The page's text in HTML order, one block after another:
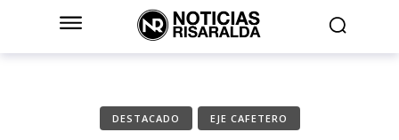
DESTACADO EJE CAFETERO